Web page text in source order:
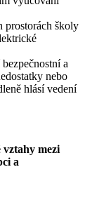
prostorách školy
a
nebo
hlásí vedení
mezi
a